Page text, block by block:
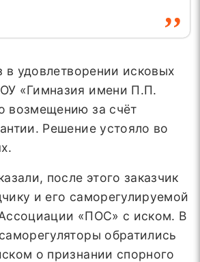
в удовлетворении исковых
«Гимназия имени П.П.
возмещению за счёт
Решение устояло во
после этого заказчик
и его саморегулируемой
«ПОС» с иском. В
обратились
о признании спорного